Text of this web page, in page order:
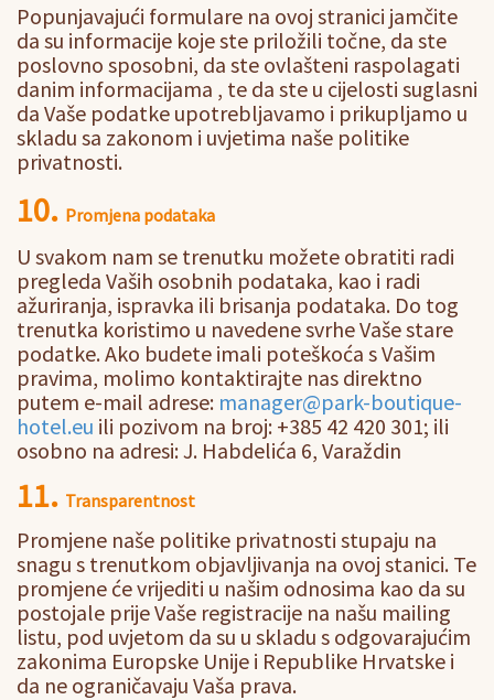
Popunjavajući formulare na ovoj stranici jamčite
da su informacije koje ste priložili točne, da ste
poslovno sposobni, da ste ovlašteni raspolagati
danim informacijama , te da ste u cijelosti suglasni
da Vaše podatke upotrebljavamo i prikupljamo u
skladu sa zakonom i uvjetima naše politike
privatnosti.
10. Promjena podataka
U svakom nam se trenutku možete obratiti radi
pregleda Vaših osobnih podataka, kao i radi
ažuriranja, ispravka ili brisanja podataka. Do tog
trenutka koristimo u navedene svrhe Vaše stare
podatke. Ako budete imali poteškoća s Vašim
pravima, molimo kontaktirajte nas direktno
putem e-mail adrese: manager@park-boutique-
hotel.eu ili pozivom na broj: +385 42 420 301; ili
osobno na adresi: J. Habdelića 6, Varaždin
11. Transparentnost
Promjene naše politike privatnosti stupaju na
snagu s trenutkom objavljivanja na ovoj stanici. Te
promjene će vrijediti u našim odnosima kao da su
postojale prije Vaše registracije na našu mailing
listu, pod uvjetom da su u skladu s odgovarajućim
zakonima Europske Unije i Republike Hrvatske i
da ne ograničavaju Vaša prava.